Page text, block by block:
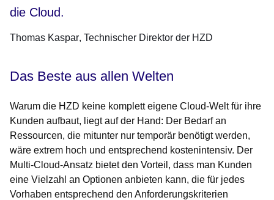
die Cloud.
Thomas Kaspar Technischer Direktor der HZD
Das Beste aus allen Welten
Warum die HZD keine komplett eigene Cloud-Welt für ihre
Kunden aufbaut, liegt auf der Hand: Der Bedarf an
Ressourcen, die mitunter nur temporär benötigt werden,
wäre extrem hoch und entsprechend kostenintensiv. Der
Multi-Cloud-Ansatz bietet den Vorteil, dass man Kunden
eine Vielzahl an Optionen anbieten kann, die für jedes
Vorhaben entsprechend den Anforderungskriterien